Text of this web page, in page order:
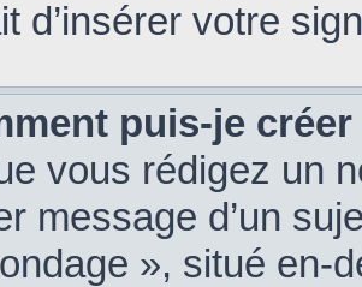
d’insérer votre
puis-je
vous rédigez un
message d’un
», situé en-